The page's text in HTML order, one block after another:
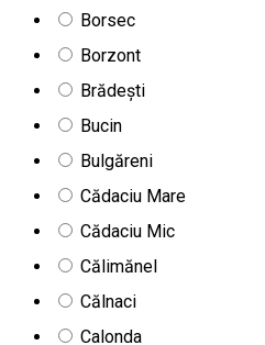
Borsec
Borzont
Brădești
Bucin
Bulgăreni
Cădaciu Mare
Cădaciu Mic
Călimănel
Călnaci
Calonda
Miercurea Ciuc se află la 45
este Aeroportul Târgu Mureș,
Vorbim limba dumneavoastră!
Morăreni 537169, Romania
Hostel
Steluța
Pensiunea Csillag se află la
dispune de 6 camere modern